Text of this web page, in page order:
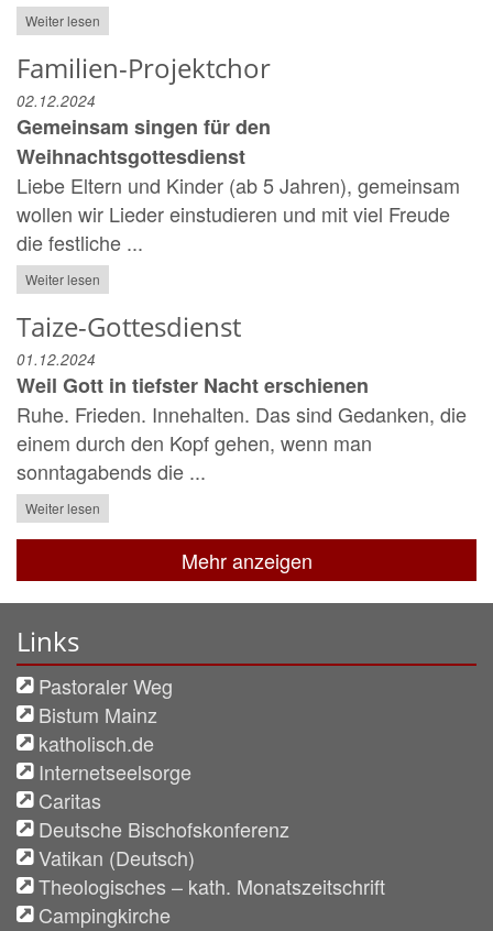
Weiter lesen
Familien-Projektchor
02.12.2024
Gemeinsam singen für den
Weihnachtsgottesdienst
Liebe Eltern und Kinder (ab 5 Jahren), gemeinsam
wollen wir Lieder einstudieren und mit viel Freude
die festliche ...
Weiter lesen
Taize-Gottesdienst
01.12.2024
Weil Gott in tiefster Nacht erschienen
Ruhe. Frieden. Innehalten. Das sind Gedanken, die
einem durch den Kopf gehen, wenn man
sonntagabends die ...
Weiter lesen
Mehr anzeigen
Links
Pastoraler Weg
Bistum Mainz
katholisch.de
Internetseelsorge
Caritas
Deutsche Bischofskonferenz
Vatikan (Deutsch)
Theologisches – kath. Monatszeitschrift
Campingkirche